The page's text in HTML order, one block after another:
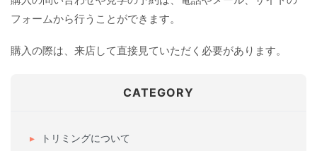
フォームから行うことができます。
購入の際は、来店して直接見ていただく必要があります。
CATEGORY
トリミングについて